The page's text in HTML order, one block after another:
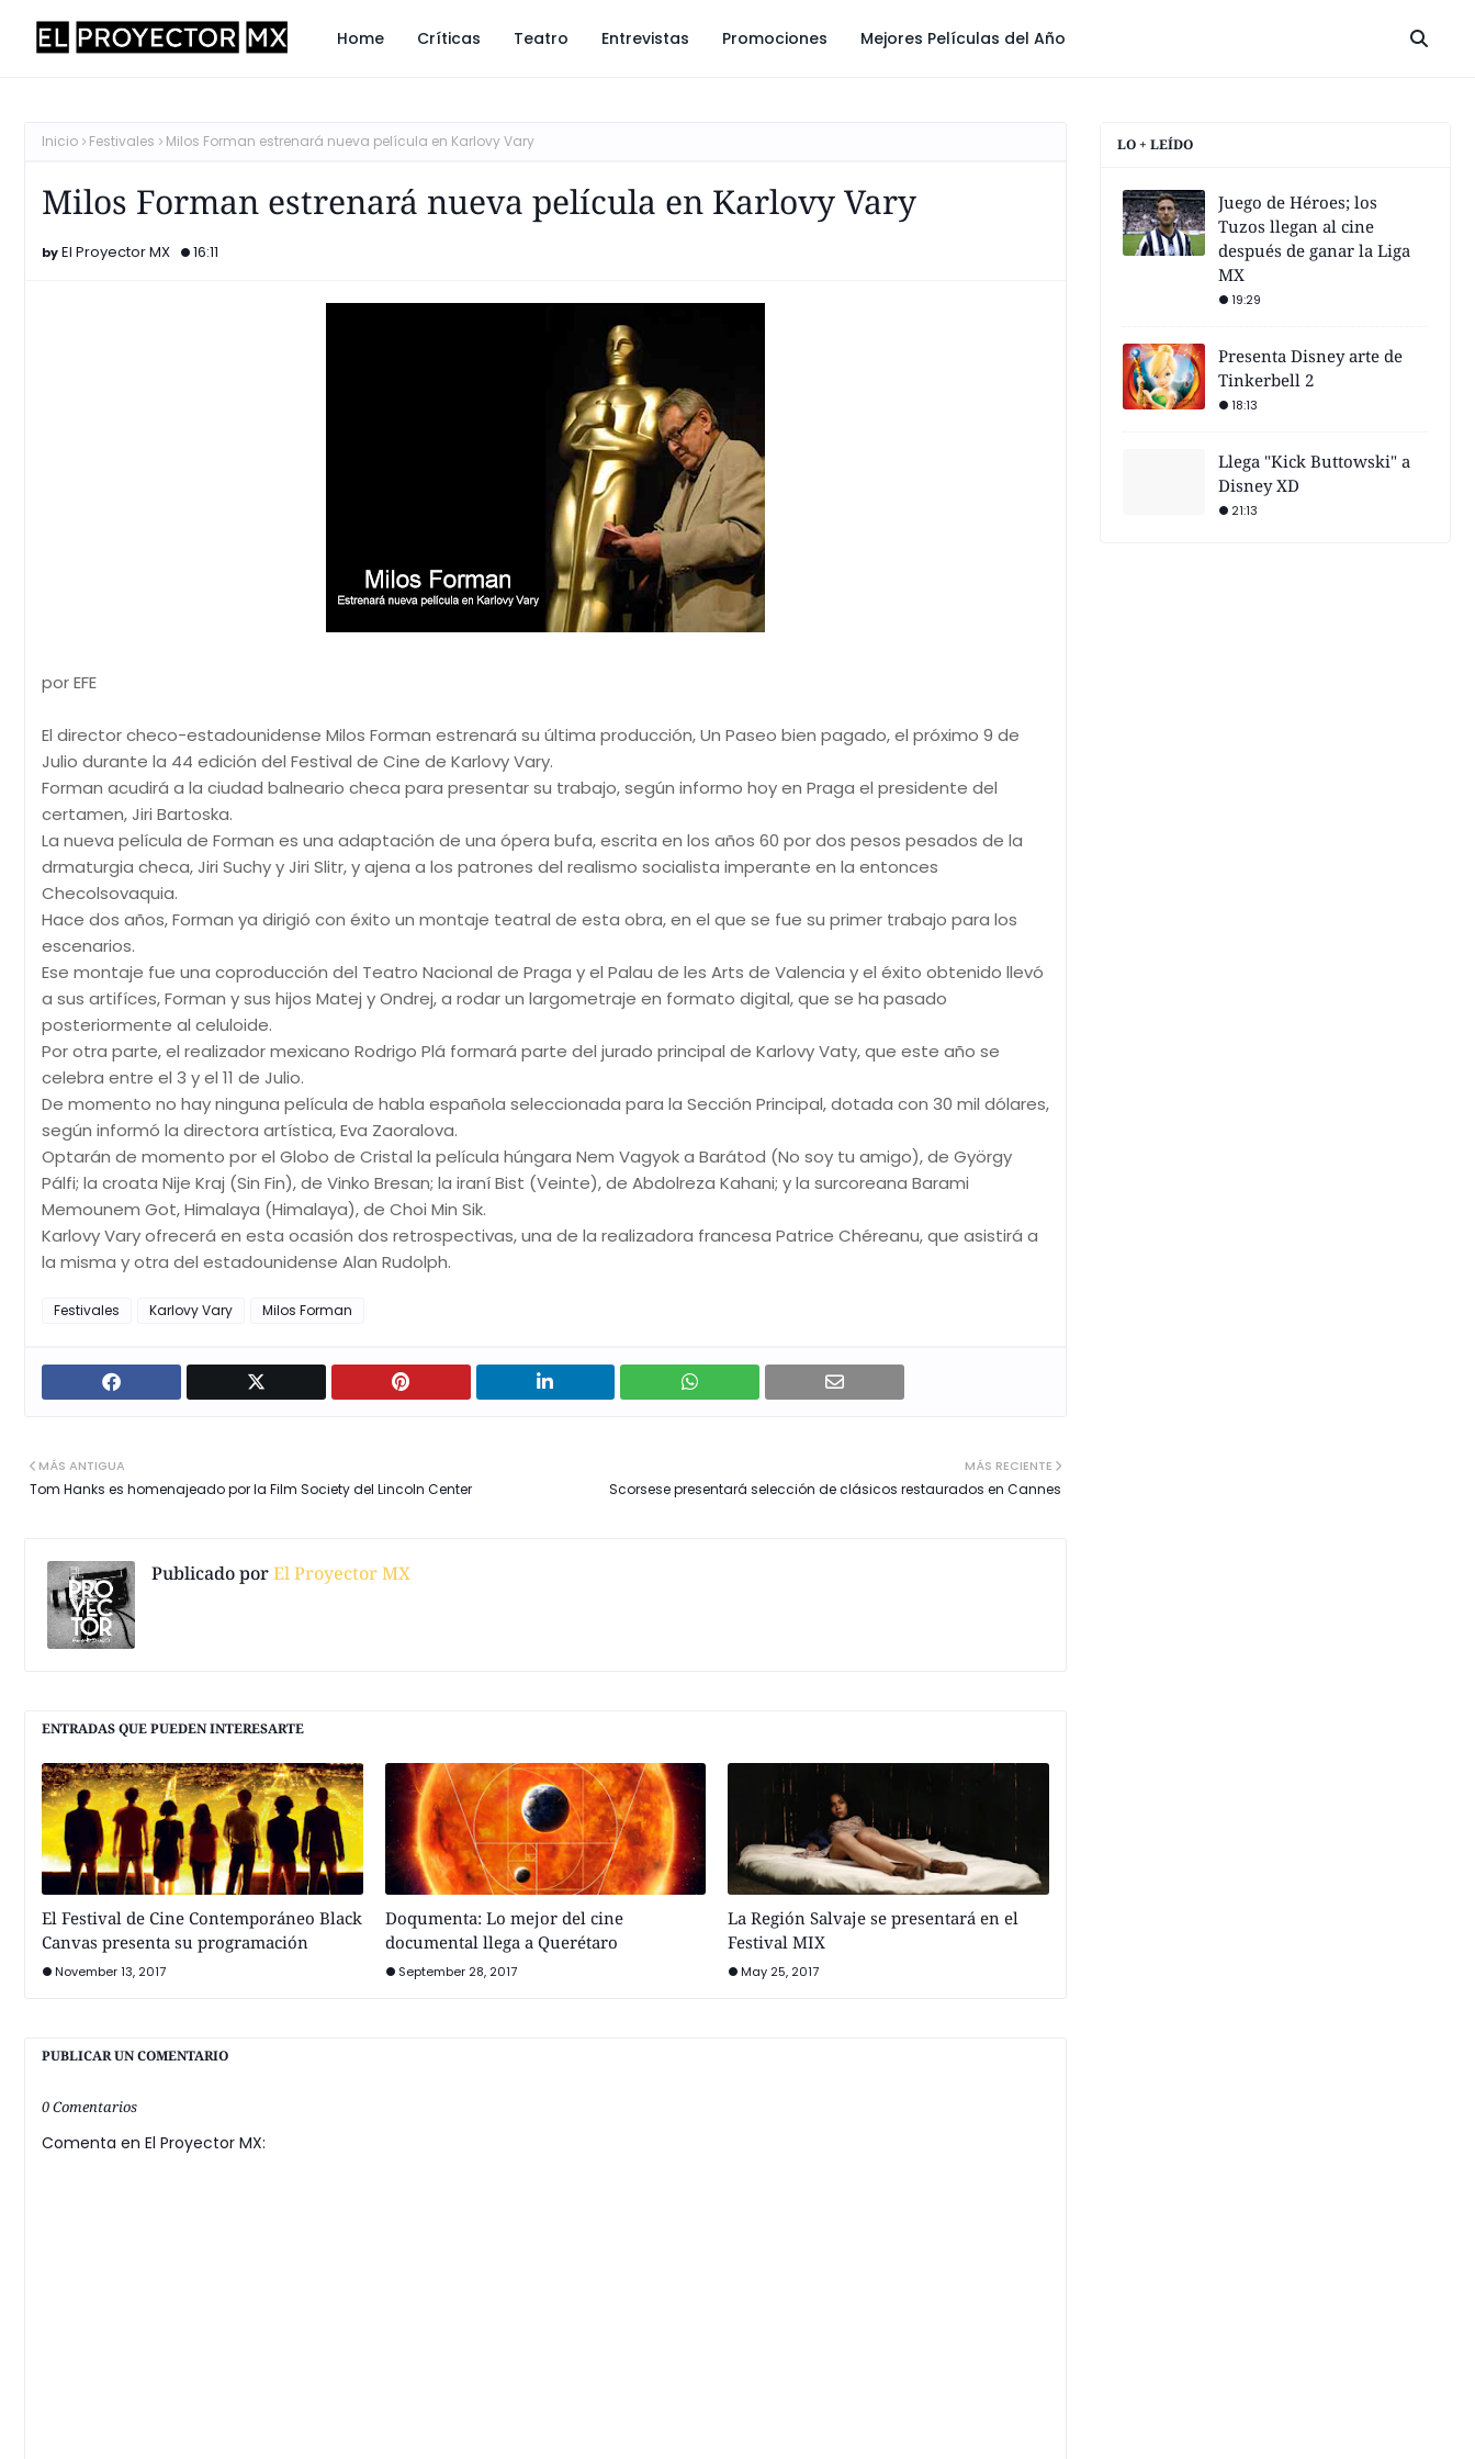
Home Críticas Teatro Entrevistas Promociones Mejores Películas del Año
Inicio Festivales Milos Forman estrenará nueva película en Karlovy Vary
Milos Forman estrenará nueva película en Karlovy Vary
El Proyector MX 16:11
por EFE
El director checo-estadounidense Milos Forman estrenará su última producción, Un Paseo bien pagado, el próximo 9 de
Julio durante la 44 edición del Festival de Cine de Karlovy Vary.
Forman acudirá a la ciudad balneario checa para presentar su trabajo, según informo hoy en Praga el presidente del
certamen, Jiri Bartoska.
La nueva película de Forman es una adaptación de una ópera bufa, escrita en los años 60 por dos pesos pesados de la
drmaturgia checa, Jiri Suchy y Jiri Slitr, y ajena a los patrones del realismo socialista imperante en la entonces
Checolsovaquia.
Hace dos años, Forman ya dirigió con éxito un montaje teatral de esta obra, en el que se fue su primer trabajo para los
escenarios.
Ese montaje fue una coproducción del Teatro Nacional de Praga y el Palau de les Arts de Valencia y el éxito obtenido llevó
a sus artifíces, Forman y sus hijos Matej y Ondrej, a rodar un largometraje en formato digital, que se ha pasado
posteriormente al celuloide.
Por otra parte, el realizador mexicano Rodrigo Plá formará parte del jurado principal de Karlovy Vaty, que este año se
celebra entre el 3 y el 11 de Julio.
De momento no hay ninguna película de habla española seleccionada para la Sección Principal, dotada con 30 mil dólares,
según informó la directora artística, Eva Zaoralova.
Optarán de momento por el Globo de Cristal la película húngara Nem Vagyok a Barátod (No soy tu amigo), de György
Pálfi; la croata Nije Kraj (Sin Fin), de Vinko Bresan; la iraní Bist (Veinte), de Abdolreza Kahani; y la surcoreana Barami
Memounem Got, Himalaya (Himalaya), de Choi Min Sik.
Karlovy Vary ofrecerá en esta ocasión dos retrospectivas, una de la realizadora francesa Patrice Chéreanu, que asistirá a
la misma y otra del estadounidense Alan Rudolph.
Festivales Karlovy Vary Milos Forman
MÁS RECIENTE
Scorsese presentará selección de clásicos restaurados en Cannes
MÁS ANTIGUA
Tom Hanks es homenajeado por la Film Society del Lincoln Center
Publicado porEl Proyector MX
ENTRADAS QUE PUEDEN INTERESARTE
El Festival de Cine Contemporáneo Black
Canvas presenta su programación
November 13, 2017
Doqumenta: Lo mejor del cine
documental llega a Querétaro
September 28, 2017
La Región Salvaje se presentará en el
Festival MIX
May 25, 2017
PUBLICAR UN COMENTARIO
0 Comentarios
Comenta en El Proyector MX:
LO + LEÍDO
Juego de Héroes; los
Tuzos llegan al cine
después de ganar la Liga
MX
19:29
Presenta Disney arte de
Tinkerbell 2
18:13
Llega "Kick Buttowski" a
Disney XD
21:13